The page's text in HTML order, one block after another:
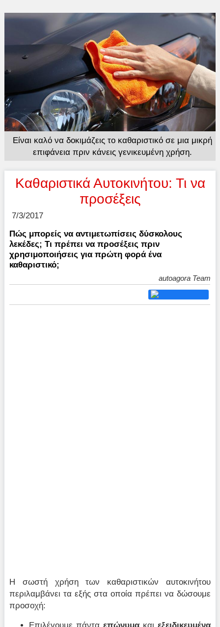
Είναι καλό να δοκιμάζεις το καθαριστικό σε μια μικρή
επιφάνεια πριν κάνεις γενικευμένη χρήση.
Καθαριστικά Αυτοκινήτου: Τι να
προσέξεις
7/3/2017
Πώς μπορείς να αντιμετωπίσεις δύσκολους
λεκέδες; Τι πρέπει να προσέξεις πριν
χρησιμοποιήσεις για πρώτη φορά ένα
καθαριστικό;
autoagora Team
Η σωστή χρήση των καθαριστικών αυτοκινήτου
περιλαμβάνει τα εξής στα οποία πρέπει να δώσουμε
προσοχή:
Επιλέγουμε πάντα επώνυμα και εξειδικευμένα